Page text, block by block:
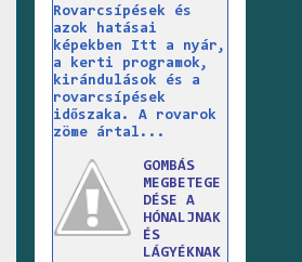
Rovarcsípések és
azok hatásai
képekben Itt a nyár,
a kerti programok,
kirándulások és a
rovarcsípések
időszaka. A rovarok
zöme ártal...
GOMBÁS
MEGBETEGE
DÉSE A
HÓNALJNAK
ÉS
LÁGYÉKNAK